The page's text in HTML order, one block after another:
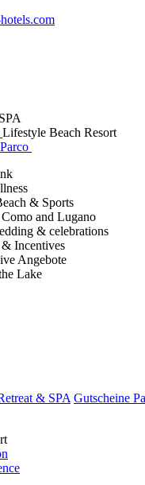
Lifestyle Beach Resort
& Sports
and Lugano
& celebrations
Incentives
Angebote
Lake
& SPA Gutscheine